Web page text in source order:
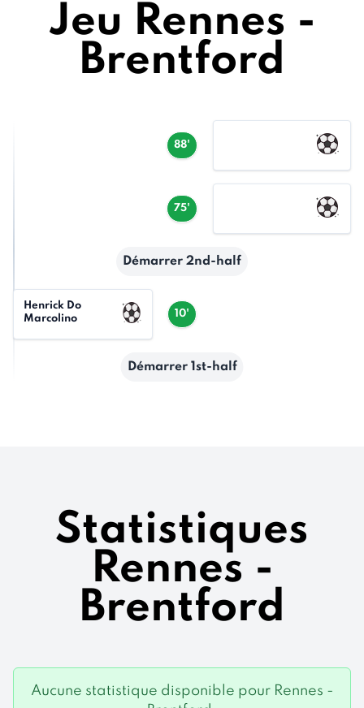
Jeu Rennes -
Brentford
88'
75'
Démarrer 2nd-half
10'
Henrick Do
Marcolino
Démarrer 1st-half
Statistiques
Rennes -
Brentford
Aucune statistique disponible pour Rennes -